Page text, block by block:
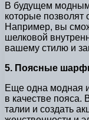
В будущем
которые
Например, вы
шелковой
вашему стилю и
5. Поясные
Еще одна модная
в качестве пояса.
талии и создать